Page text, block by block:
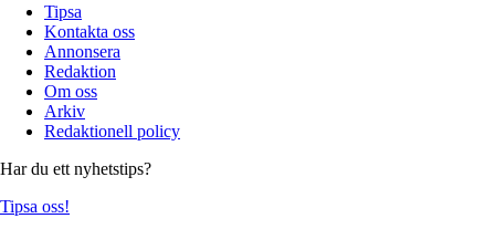
Tipsa
Kontakta oss
Annonsera
Redaktion
Om oss
Arkiv
Redaktionell policy
Har du ett nyhetstips?
Tipsa oss!